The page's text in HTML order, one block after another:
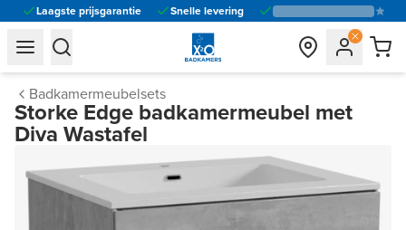
Laagste prijsgarantie Snelle levering
general.navigation.toggle_menu.label
general.navigation.toggle_menu.label
Badkamermeubelsets
Storke Edge badkamermeubel met
Diva Wastafel